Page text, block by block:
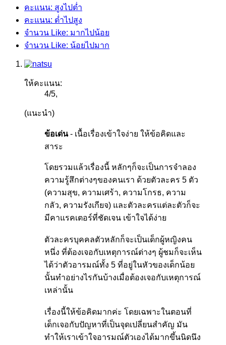
คะแนน: สูงไปต่ำ
คะแนน: ต่ำไปสูง
จำนวน Like: มากไปน้อย
จำนวน Like: น้อยไปมาก
ให้คะแนน:
4/5,
(แนะนำ)
ข้อเด่น- เนื้อเรื่องเข้าใจง่าย ให้ข้อคิดและ
สาระ
โดยรวมแล้วเรื่องนี้ หลักๆก็จะเป็นการจำลอง
ความรู้สึกต่างๆของคนเรา ด้วยตัวละคร 5 ตัว
(ความสุข, ความเศร้า, ความโกรธ, ความ
กลัว, ความรังเกียจ) และตัวละครแต่ละตัวก็จะ
มีคาแรคเตอร์ที่ชัดเจน เข้าใจได้ง่าย
ตัวละครบุคคลตัวหลักก็จะเป็นเด็กผู้หญิงคน
หนึ่ง ที่ต้องเจอกับเหตุการณ์ต่างๆ ผู้ชมก็จะเห็น
ได้ว่าตัวอารมณ์ทั้ง 5 ที่อยู่ในหัวของเด็กน้อย
นั้นทำอย่างไรกันบ้างเมื่อต้องเจอกับเหตุการณ์
เหล่านั้น
เรื่องนี้ให้ข้อคิดมากค่ะ โดยเฉพาะในตอนที่
เด็กเจอกับปัญหาที่เป็นจุดเปลี่ยนสำคัญ มัน
ทำให้เราเข้าใจอารมณ์ตัวเองได้มากขึ้นนิดนึง